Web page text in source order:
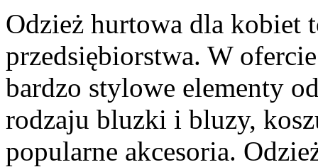
Odzież hurtowa dla kobiet
przedsiębiorstwa. W
bardzo stylowe elementy
rodzaju bluzki i bluzy,
popularne akcesoria.